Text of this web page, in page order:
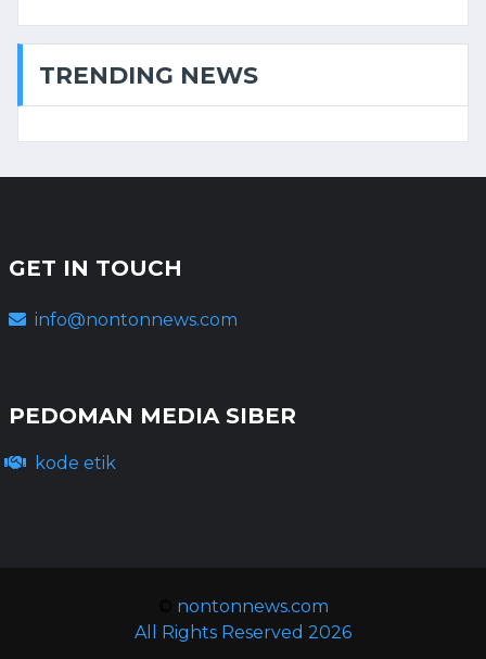
TRENDING NEWS
GET IN TOUCH
info@nontonnews.com
PEDOMAN MEDIA SIBER
kode etik
nontonnews.com
All Rights Reserved 2026